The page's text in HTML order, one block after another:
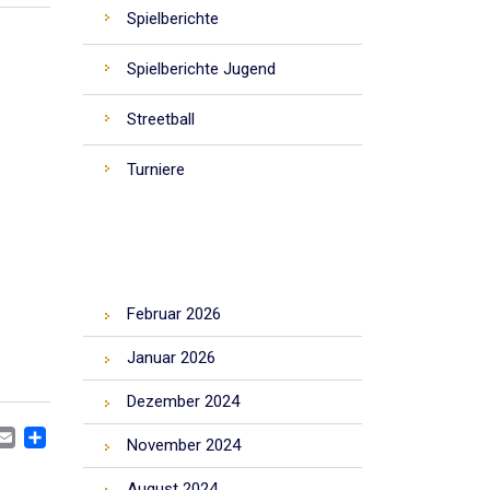
EMAILTEILEN
Spielberichte
Spielberichte Jugend
Streetball
Turniere
Februar 2026
Januar 2026
Dezember 2024
November 2024